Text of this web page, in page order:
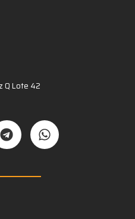
Q Lote 42